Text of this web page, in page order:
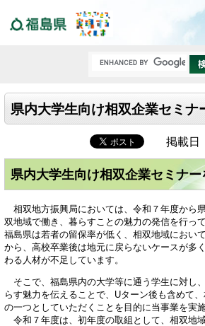
県内大学生向け相双企業セミ
掲載日
県内大学生向け相双企業セミナー
相双地方振興局においては、令和７年度から
双地域で働き、暮らすことの魅力の発信を行って
福島県は若者の留保率が低く、相双地域におい
から、高校卒業後は地元に戻らないケースが多
わる人材が不足しています。
そこで、福島県内の大学等に通う学生に対し
らす魅力を伝えることで、Uターン後も含めて
の一つとしていただくことを目的に当事業を実
令和７年度は、初年度の取組として、相双地